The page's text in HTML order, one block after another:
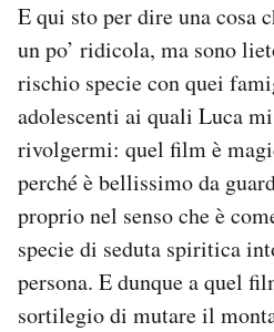
E qui sto per dire una cosa
un po’ ridicola, ma sono
rischio specie con quei
adolescenti ai quali Luca
rivolgermi: quel film è
perché è bellissimo da
proprio nel senso che è
specie di seduta spiritica
persona. E dunque a quel
sortilegio di mutare il